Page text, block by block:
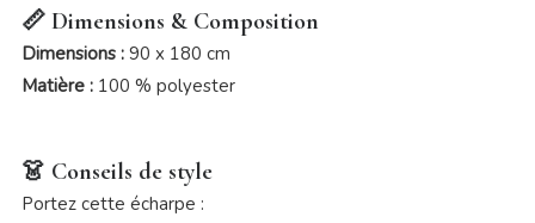
📏 Dimensions & Composition
Dimensions :90 x 180 cm
Matière :100 % polyester
👗 Conseils de style
Portez cette écharpe :